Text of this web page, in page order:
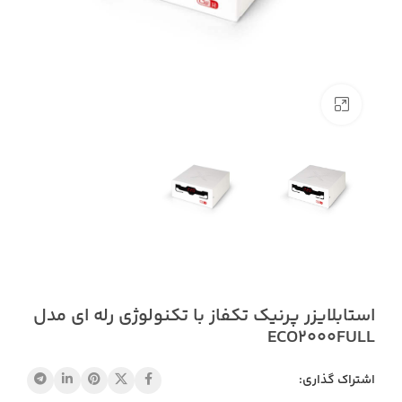
استابلایزر پرنیک تکفاز با تکنولوژی رله ای مدل
ECO2000FULL
اشتراک گذاری: